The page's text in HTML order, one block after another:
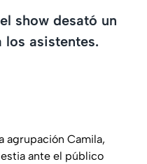
show desató un
los asistentes.
agrupación Camila,
ante el público